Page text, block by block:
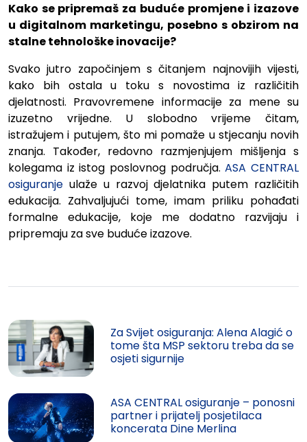
Kako se pripremaš za buduće promjene i izazove
u digitalnom marketingu, posebno s obzirom na
stalne tehnološke inovacije?
Svako jutro započinjem s čitanjem najnovijih vijesti,
kako bih ostala u toku s novostima iz različitih
djelatnosti. Pravovremene informacije za mene su
izuzetno vrijedne. U slobodno vrijeme čitam,
istražujem i putujem, što mi pomaže u stjecanju novih
znanja. Također, redovno razmjenjujem mišljenja s
kolegama iz istog poslovnog područja.ASA CENTRAL
osiguranje ulaže u razvoj djelatnika putem različitih
edukacija. Zahvaljujući tome, imam priliku pohađati
formalne edukacije, koje me dodatno razvijaju i
pripremaju za sve buduće izazove.
Za Svijet osiguranja: Alena Alagić o
tome šta MSP sektoru treba da se
osjeti sigurnije
ASA CENTRAL osiguranje – ponosni
partner i prijatelj posjetilaca
koncerata Dine Merlina